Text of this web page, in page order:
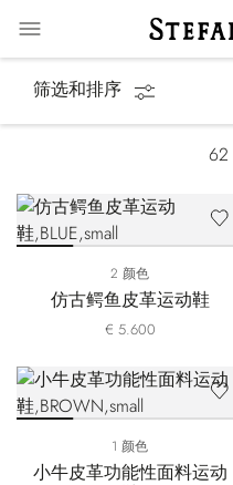
筛选和排序
62
2 颜色
仿古鳄鱼皮革运动鞋
€ 5.600
1 颜色
小牛皮革功能性面料运动